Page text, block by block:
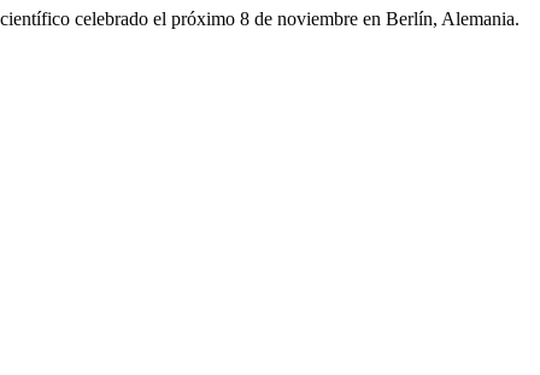
científico celebrado el próximo 8 de noviembre en Berlín, Alemania.